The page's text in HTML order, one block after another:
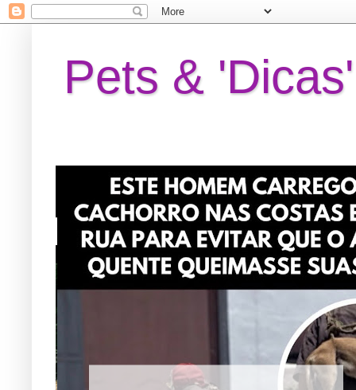
Pets & 'Dicas'